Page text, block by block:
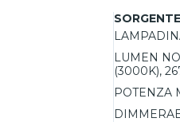
garantendo
LUMEN
(3000K),
POTENZA